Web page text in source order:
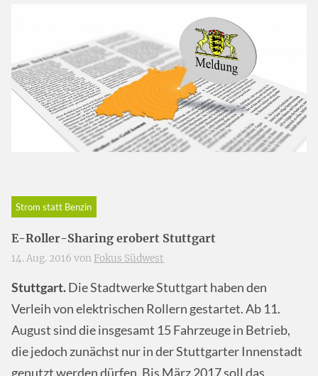
Strom statt Benzin
E-Roller-Sharing erobert Stuttgart
14. Aug. 2016 von Fokus Südwest
Stuttgart.Die Stadtwerke Stuttgart haben den
Verleih von elektrischen Rollern gestartet. Ab 11.
August sind die insgesamt 15 Fahrzeuge in Betrieb,
die jedoch zunächst nur in der Stuttgarter Innenstadt
genutzt werden dürfen. Bis März 2017 soll das